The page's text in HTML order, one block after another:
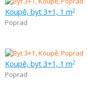
Koupě, byt 3+1, 1 m2
Poprad
Koupě, byt 3+1, 1 m2
Poprad